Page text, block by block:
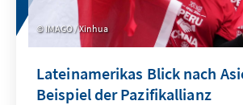
IMAGO / Xinhua
Lateinamerikas Blick nach
Beispiel der Pazifikallianz